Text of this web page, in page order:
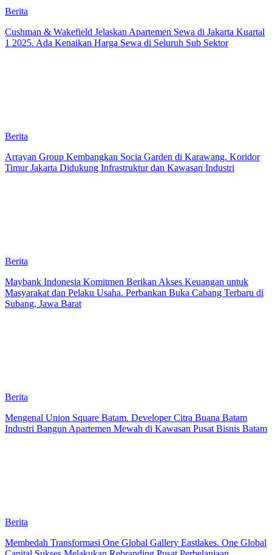
Berita
Cushman & Wakefield Jelaskan Apartemen Sewa di Jakarta Kuartal
1 2025. Ada Kenaikan Harga Sewa di Seluruh Sub Sektor
Berita
Arrayan Group Kembangkan Socia Garden di Karawang. Koridor
Timur Jakarta Didukung Infrastruktur dan Kawasan Industri
Berita
Maybank Indonesia Komitmen Berikan Akses Keuangan untuk
Masyarakat dan Pelaku Usaha. Perbankan Buka Cabang Terbaru di
Subang, Jawa Barat
Berita
Mengenal Union Square Batam. Developer Citra Buana Batam
Industri Bangun Apartemen Mewah di Kawasan Pusat Bisnis Batam
Berita
Membedah Transformasi One Global Gallery Eastlakes. One Global